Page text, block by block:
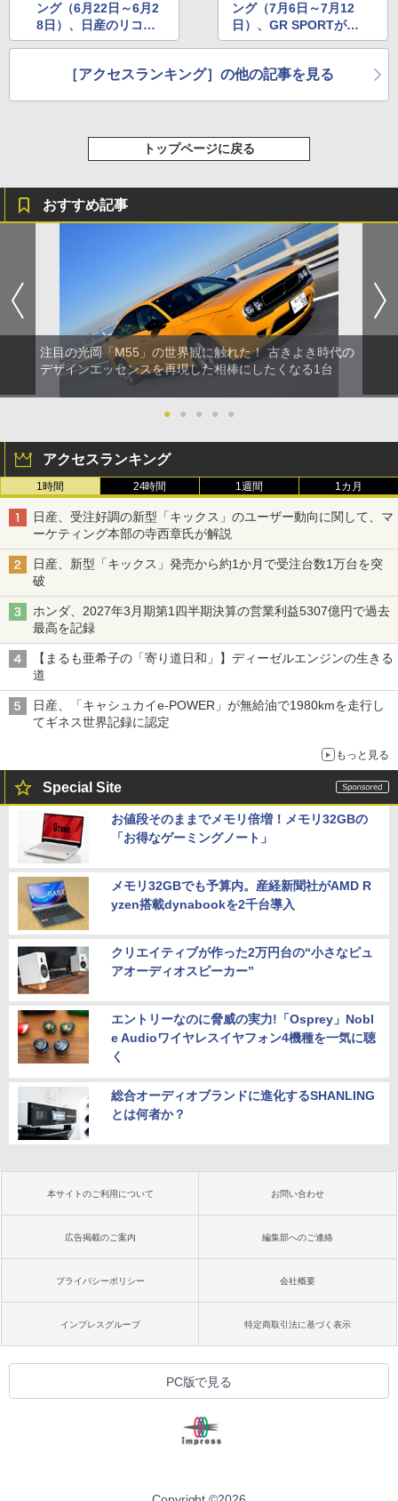
ング（6月22日～6月2
8日）、日産のリコー
ルに注目集まる
ング（7月6日～7月12
日）、GR SPORTが追
加されたアクアに注目
［アクセスランキング］の他の記事を見る
トップページに戻る
おすすめ記事
注目の光岡「M55」の世界観に触れた！ 古きよき時代の
デザインエッセンスを再現した相棒にしたくなる1台
● ● ● ● ●
アクセスランキング
1時間 24時間 1週間 1カ月
日産、受注好調の新型「キックス」のユーザー動向に関して、マ
ーケティング本部の寺西章氏が解説
日産、新型「キックス」発売から約1か月で受注台数1万台を突
破
ホンダ、2027年3月期第1四半期決算の営業利益5307億円で過去
最高を記録
【まるも亜希子の「寄り道日和」】ディーゼルエンジンの生きる
道
日産、「キャシュカイe-POWER」が無給油で1980kmを走行し
てギネス世界記録に認定
もっと見る
Special Site
お値段そのままでメモリ倍増！メモリ32GBの
「お得なゲーミングノート」
メモリ32GBでも予算内。産経新聞社がAMD R
yzen搭載dynabookを2千台導入
クリエイティブが作った2万円台の“小さなピュ
アオーディオスピーカー”
エントリーなのに脅威の実力!「Osprey」Nobl
e Audioワイヤレスイヤフォン4機種を一気に聴
く
総合オーディオブランドに進化するSHANLING
とは何者か？
本サイトのご利用について お問い合わせ
広告掲載のご案内 編集部へのご連絡
プライバシーポリシー 会社概要
インプレスグループ 特定商取引法に基づく表示
PC版で見る